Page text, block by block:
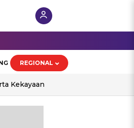
REGIONAL
Kekayaan